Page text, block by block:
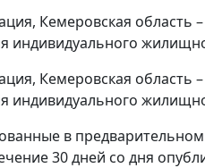
Кемеровская область
индивидуального
Кемеровская область
индивидуального
в
30 дней со дня